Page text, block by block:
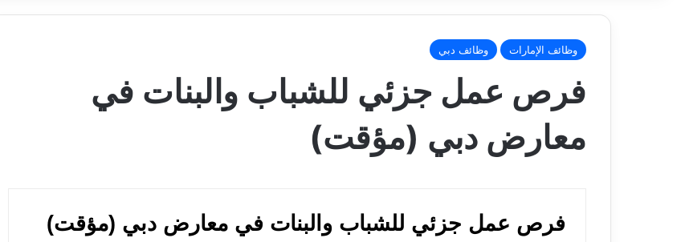
وظائف الإمارات وظائف دبي
فرص عمل جزئي للشباب والبنات في
معارض دبي (مؤقت)
فرص عمل جزئي للشباب والبنات في معارض دبي (مؤقت)